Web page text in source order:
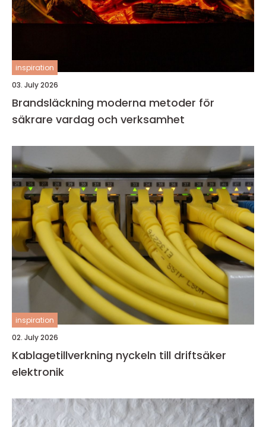
inspiration
03. July 2026
Brandsläckning moderna metoder för
säkrare vardag och verksamhet
inspiration
02. July 2026
Kablagetillverkning nyckeln till driftsäker
elektronik